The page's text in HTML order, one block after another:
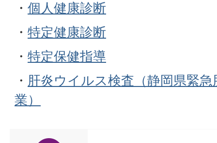
・ 個人健康診断
・ 特定健康診断
・ 特定保健指導
・ 肝炎ウイルス検査（静岡県緊
業）